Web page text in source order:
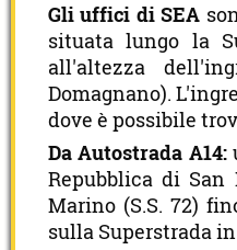
Gli uffici di SEA
situata lungo la
all'altezza
Domagnano).
dove è possibile
Da Autostrada A14:
Repubblica di San
Marino (S.S. 72)
sulla Superstrada